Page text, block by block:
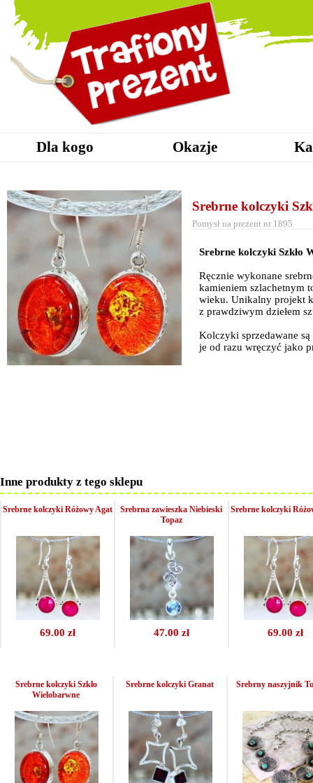
Dla kogo Okazje
Srebrne kolczyki
Pomysł na prezent nr 1895
Srebrne kolczyki Szkło
Ręcznie wykonane
kamieniem szlachetnym
wieku. Unikalny projekt
z prawdziwym dziełem
Kolczyki sprzedawane
je od razu wręczyć jako
Inne produkty z tego sklepu
69.00 zł
Srebrne kolczyki Różowy Agat
47.00 zł
Srebrna zawieszka Niebieski
Topaz
69.00 zł
Srebrne kolczyki
Srebrne kolczyki Szkło
Wielobarwne
Srebrne kolczyki Granat Srebrny naszyjnik